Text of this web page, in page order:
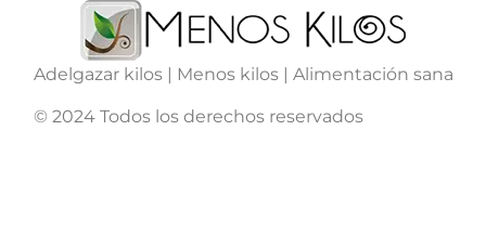
Adelgazar kilos | Menos kilos | Alimentación sana
© 2024 Todos los derechos reservados